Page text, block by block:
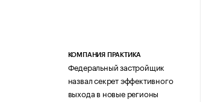
КОМПАНИЯ ПРАКТИКА
Федеральный застройщик
назвал секрет эффективного
выхода в новые регионы